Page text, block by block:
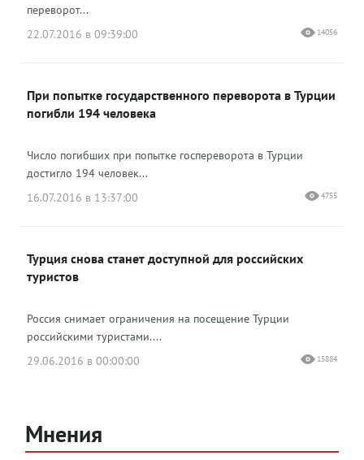
переворот...
22.07.2016 в 09:39:00
14056
При попытке государственного переворота в Турции
погибли 194 человека
Число погибших при попытке госпереворота в Турции
достигло 194 человек...
16.07.2016 в 13:37:00
4755
Турция снова станет доступной для российских
туристов
Россия снимает ограничения на посещение Турции
российскими туристами....
29.06.2016 в 00:00:00
15884
Мнения